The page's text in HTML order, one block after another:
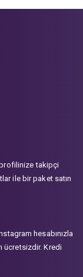
profilinize takipçi
ile bir paket satın
hesabınızla
ücretsizdir. Kredi